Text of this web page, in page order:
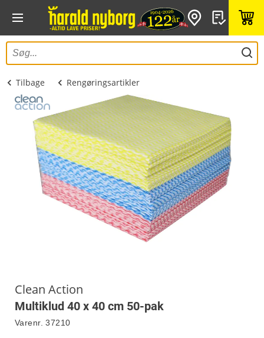
Tilbage Rengøringsartikler
Clean Action
Multiklud 40 x 40 cm 50-pak
Varenr. 37210